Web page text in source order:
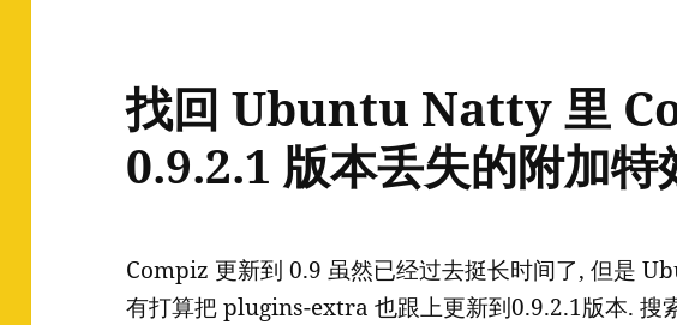
找回 Ubuntu Natty 里
0.9.2.1 版本丢失的附加特
Compiz 更新到 0.9 虽然已经过去挺长时间了, 但是
有打算把 plugins-extra 也跟上更新到0.9.2.1版本. 搜